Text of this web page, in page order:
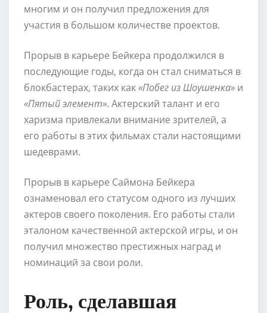
многим и он получил предложения для
участия в большом количестве проектов.
Прорыв в карьере Бейкера продолжился в
последующие годы, когда он стал сниматься в
блокбастерах, таких как«Побег из Шоушенка» и
«Пятый элемент». Актерский талант и его
харизма привлекали внимание зрителей, а
его работы в этих фильмах стали настоящими
шедеврами.
Прорыв в карьере Саймона Бейкера
ознаменовал его статусом одного из лучших
актеров своего поколения. Его работы стали
эталоном качественной актерской игры, и он
получил множество престижных наград и
номинаций за свои роли.
Роль, сделавшая